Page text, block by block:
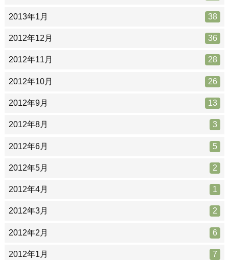
2013年1月 38
2012年12月 36
2012年11月 28
2012年10月 26
2012年9月 13
2012年8月 3
2012年6月 5
2012年5月 2
2012年4月 1
2012年3月 2
2012年2月 6
2012年1月 7